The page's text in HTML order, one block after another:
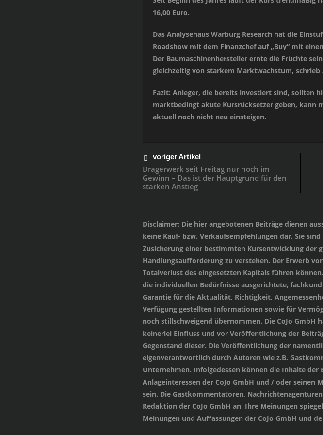
16,00 Euro.
Das Analysehaus Warburg Research hat die
Roadshow mit dem Finanzchef auf „Buy“ mit
Der Baumaschinenhersteller ernte die Früchte
gleichzeitig von starkem Marktwachstum, schrieb
Fazit: Anleger, die bereits investiert sind, sollten
marktbedingt akute Kursrücksetzer geben, kann
aktuell noch nicht neu einsteigen.
voriger Artikel
Drägerwerk seit Freitag nur noch im
Gewinn – Das ist der Hauptgrund für den
starken Anstieg
Disclaimer: Die hier angebotenen Beiträge dienen
keine Kauf- bzw. Verkaufsempfehlungen dar. Sie
Zusicherung einer bestimmten Kursentwicklung der
Handlungsaufforderung zu verstehen. Der Erwerb
Totalverlust des eingesetzten Kapitals führen
die individuellen Bedürfnisse ausgerichtete,
Garantie für die Aktualität, Richtigkeit,
Verfügung gestellten Informationen sowie für
noch stillschweigend übernommen. Die CoJo
keinerlei Einfluss und vor Veröffentlichung der
Gegenstand dieser. Die Veröffentlichung der
eigenverantwortlich durch Autoren wie z.B.
Unternehmen. Infolgedessen können die Inhalte der
Anlageinteressen der CoJo GmbH und / oder seinen
sein. Die Gastkommentatoren,
Redaktion der CoJo GmbH an. Ihre Meinungen
Meinungen und Auffassungen der CoJo GmbH und